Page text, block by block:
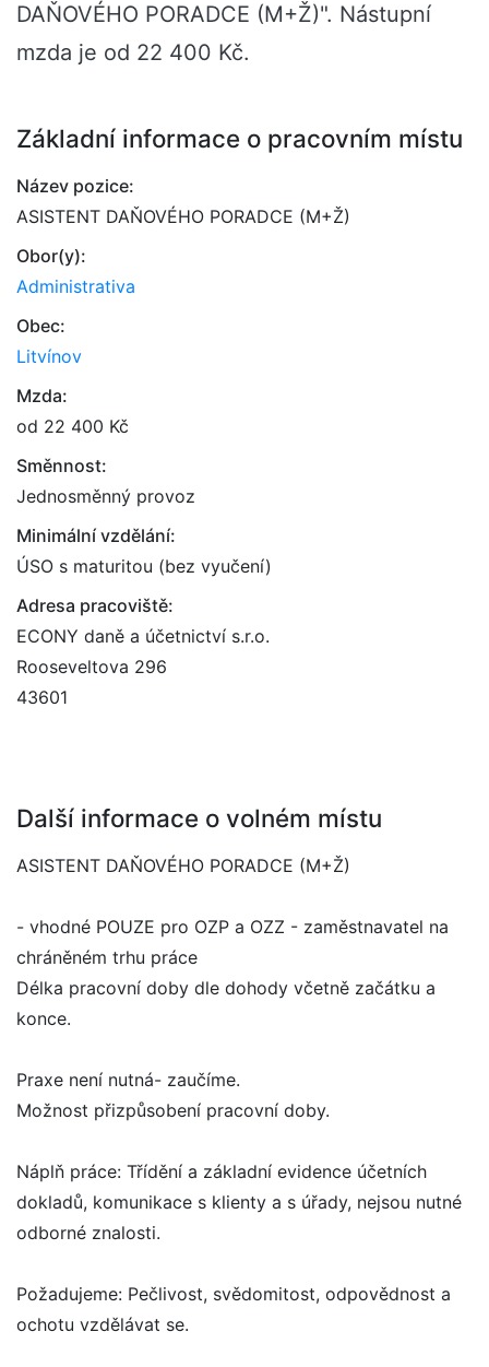
DAŇOVÉHO PORADCE (M+Ž)". Nástupní
mzda je od 22 400 Kč.
Základní informace o pracovním místu
Název pozice:
ASISTENT DAŇOVÉHO PORADCE (M+Ž)
Obor(y):
Administrativa
Obec:
Litvínov
Mzda:
od 22 400 Kč
Směnnost:
Jednosměnný provoz
Minimální vzdělání:
ÚSO s maturitou (bez vyučení)
Adresa pracoviště:
ECONY daně a účetnictví s.r.o.
Rooseveltova 296
43601
Další informace o volném místu
ASISTENT DAŇOVÉHO PORADCE (M+Ž)
- vhodné POUZE pro OZP a OZZ - zaměstnavatel na
chráněném trhu práce
Délka pracovní doby dle dohody včetně začátku a
konce.
Praxe není nutná- zaučíme.
Možnost přizpůsobení pracovní doby.
Náplň práce: Třídění a základní evidence účetních
dokladů, komunikace s klienty a s úřady, nejsou nutné
odborné znalosti.
Požadujeme: Pečlivost, svědomitost, odpovědnost a
ochotu vzdělávat se.